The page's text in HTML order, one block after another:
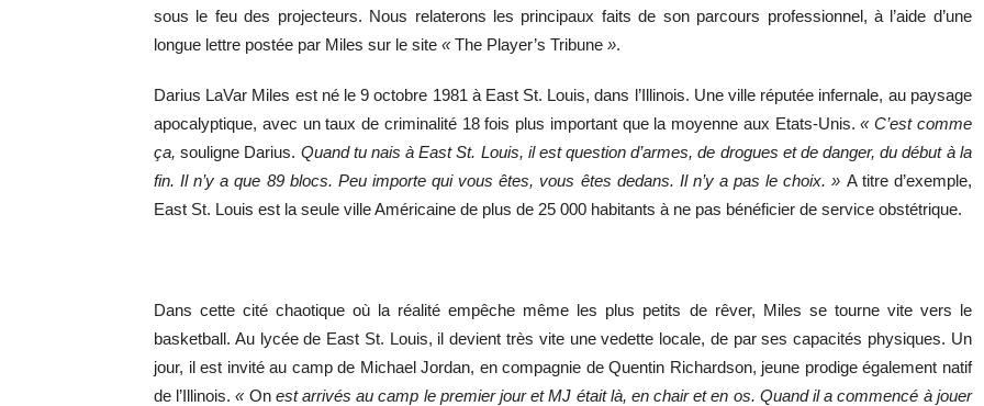
sous le feu des projecteurs. Nous relaterons les principaux faits de son parcours professionnel, à l’aide d’une
longue lettre postée par Miles sur le site «The Player’s Tribune ».
Darius LaVar Miles est né le 9 octobre 1981 à East St. Louis, dans l’Illinois. Une ville réputée infernale, au paysage
apocalyptique, avec un taux de criminalité 18 fois plus important que la moyenne aux Etats-Unis.« C’est comme
ça,souligne Darius. Quand tu nais à East St. Louis, il est question d’armes, de drogues et de danger, du début à la
fin. Il n’y a que 89 blocs. Peu importe qui vous êtes, vous êtes dedans. Il n’y a pas le choix. » A titre d’exemple,
East St. Louis est la seule ville Américaine de plus de 25 000 habitants à ne pas bénéficier de service obstétrique.
Dans cette cité chaotique où la réalité empêche même les plus petits de rêver, Miles se tourne vite vers le
basketball. Au lycée de East St. Louis, il devient très vite une vedette locale, de par ses capacités physiques. Un
jour, il est invité au camp de Michael Jordan, en compagnie de Quentin Richardson, jeune prodige également natif
de l’Illinois.«Onest arrivés au camp le premier jour et MJ était là, en chair et en os. Quand il a commencé à jouer